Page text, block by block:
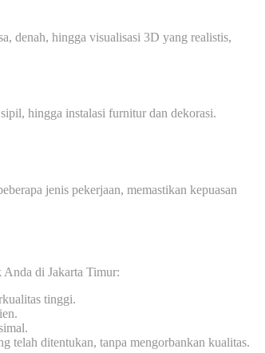
denah, hingga visualisasi 3D yang realistis,
hingga instalasi furnitur dan dekorasi.
jenis pekerjaan, memastikan kepuasan
di Jakarta Timur:
tinggi.
telah ditentukan, tanpa mengorbankan kualitas.